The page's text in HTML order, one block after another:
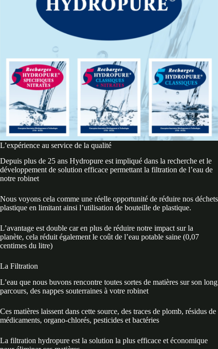
L’expérience au service de la qualité
Depuis plus de 25 ans Hydropure est impliqué dans la recherche et le
développement de solution efficace permettant la filtration de l’eau de
notre robinet
Nous voyons cela comme une réelle opportunité de réduire nos déchets
plastique en limitant ainsi l’utilisation de bouteille de plastique.
L’avantage est double car en plus de réduire notre impact sur la
planète, cela réduit également le coût de l’eau potable saine (0,07
centimes du litre)
La Filtration
L’eau que nous buvons rencontre toutes sortes de matières sur son long
parcours, des nappes souterraines à votre robinet
Ces matières laissent dans cette source, des traces de plomb, résidus de
médicaments, organo-chlorés, pesticides et bactéries
La filtration hydropure est la solution la plus efficace et économique